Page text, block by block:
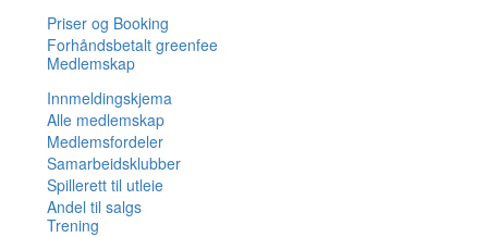
Priser og Booking
Forhåndsbetalt greenfee
Medlemskap
Innmeldingskjema
Alle medlemskap
Medlemsfordeler
Samarbeidsklubber
Spillerett til utleie
Andel til salgs
Trening